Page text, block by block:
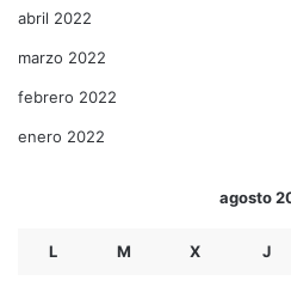
abril 2022
marzo 2022
febrero 2022
enero 2022
agosto
L M X J